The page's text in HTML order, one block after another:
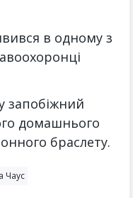
в одному з
запобіжний
домашнього
браслету.
Чаус